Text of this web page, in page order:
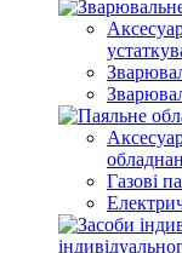
Газові